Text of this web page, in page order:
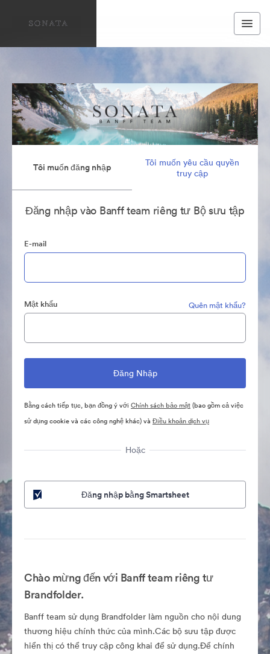
Tôi muốn đăng nhập
Tôi muốn yêu cầu quyền
truy cập
Đăng nhập vào Banff team riêng tư Bộ sưu tập
E-mail
Mật khẩu Quên mật khẩu?
Bằng cách tiếp tục, bạn đồng ý với Chính sách bảo mật(bao gồm cả việc
sử dụng cookie và các công nghệ khác) và Điều khoản dịch vụ
Hoặc
Đăng nhập bằng Smartsheet
Chào mừng đến với Banff team riêng tư
Brandfolder.
Banff team sử dụng Brandfolder làm nguồn cho nội dung
thương hiệu chính thức của mình.Các bộ sưu tập được
hiển thị có thể truy cập công khai để sử dụng.Để chính